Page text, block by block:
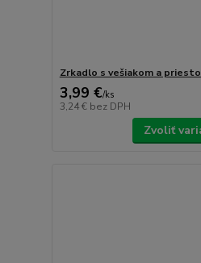
Zrkadlo s vešiakom a
3,99 €/ks
3,24 € bez DPH
Zvoliť